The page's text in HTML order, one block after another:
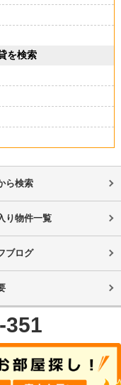
を検索
ら検索
り物件一覧
ブログ
351